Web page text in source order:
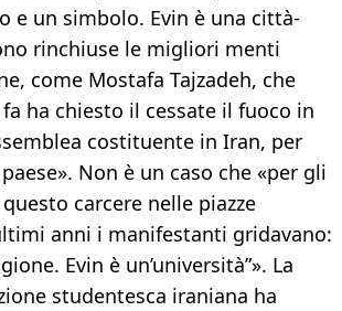
e un simbolo. Evin è una città-
rinchiuse le migliori menti
come Mostafa Tajzadeh, che
ha chiesto il cessate il fuoco in
costituente in Iran, per
Non è un caso che «per gli
carcere nelle piazze
anni i manifestanti gridavano:
Evin è un’università”». La
studentesca iraniana ha